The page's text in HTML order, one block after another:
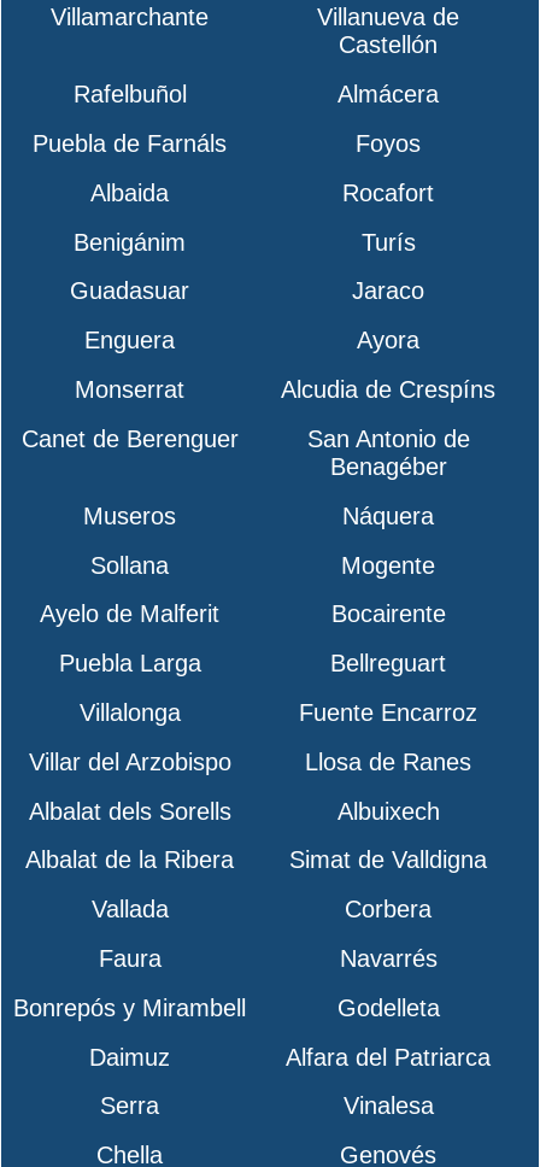
Villamarchante
Villanueva de
Castellón
Rafelbuñol
Almácera
Puebla de Farnáls
Foyos
Albaida
Rocafort
Benigánim
Turís
Guadasuar
Jaraco
Enguera
Ayora
Monserrat
Alcudia de Crespíns
Canet de Berenguer
San Antonio de
Benagéber
Museros
Náquera
Sollana
Mogente
Ayelo de Malferit
Bocairente
Puebla Larga
Bellreguart
Villalonga
Fuente Encarroz
Villar del Arzobispo
Llosa de Ranes
Albalat dels Sorells
Albuixech
Albalat de la Ribera
Simat de Valldigna
Vallada
Corbera
Faura
Navarrés
Bonrepós y Mirambell
Godelleta
Daimuz
Alfara del Patriarca
Serra
Vinalesa
Chella
Genovés